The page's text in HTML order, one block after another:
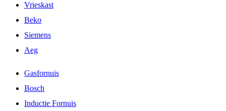
Vrieskast
Beko
Siemens
Aeg
Gasfornuis
Bosch
Inductie Fornuis